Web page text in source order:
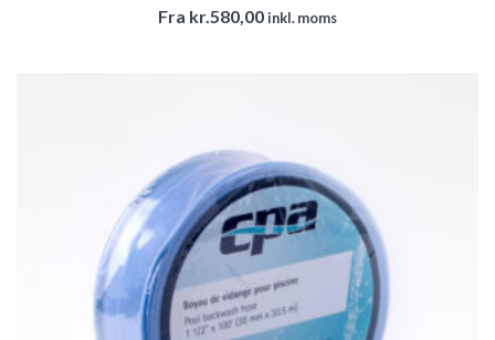
Fra kr.580,00inkl. moms